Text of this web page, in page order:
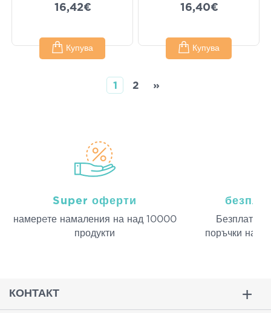
16,42€
Купува
16,40€
Купува
1 2 »
Super оферти
намерeте намаления на над 10000
продукти
Безплатна
поръчки над
КОНТАКТ